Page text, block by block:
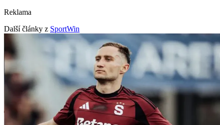
Reklama
Další články z SportWin